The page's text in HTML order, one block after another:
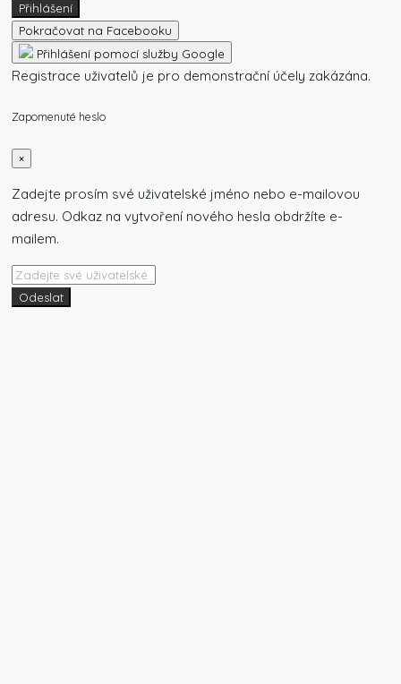
Přihlášení
Pokračovat na Facebooku
Přihlášení pomocí služby Google
Registrace uživatelů je pro demonstrační účely zakázána.
Zapomenuté heslo
×
Zadejte prosím své uživatelské jméno nebo e-mailovou
adresu. Odkaz na vytvoření nového hesla obdržíte e-
mailem.
Odeslat